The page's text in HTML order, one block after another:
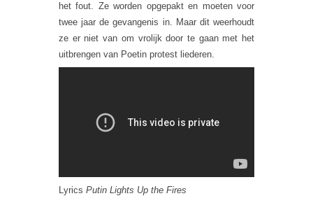
het fout. Ze worden opgepakt en moeten voor
twee jaar de gevangenis in. Maar dit weerhoudt
ze er niet van om vrolijk door te gaan met het
uitbrengen van Poetin protest liederen.
Lyrics Putin Lights Up the Fires